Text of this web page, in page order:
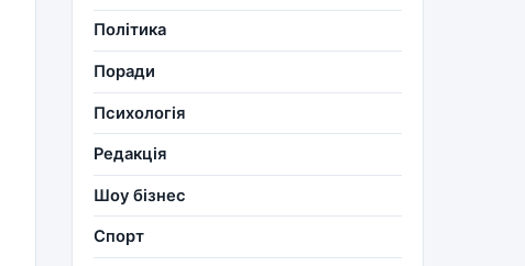
Політика
Поради
Психологія
Редакція
Шоу бізнес
Спорт